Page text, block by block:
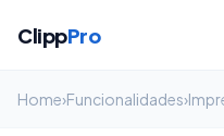
ClippPro
Home›Funcionalidades›